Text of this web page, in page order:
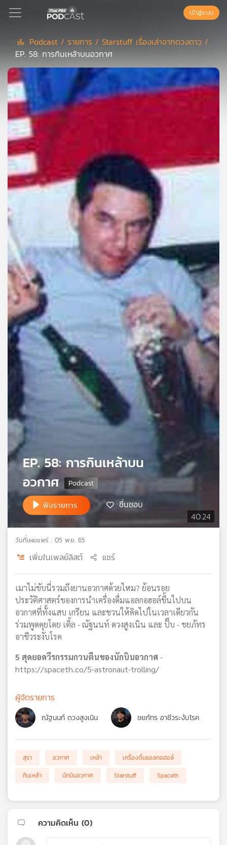
Podcast
เพล
ย์
ลิ
สต์
แนะนำ
เพล
ย์
สต์
ของ
คุณ
เพลง
บทความ
ข่าว
กิจกรรม
เกี่ยว
กับ
เครือ
วิทยุ
เครือ
ข่าย
เข้าสู่ระบบ
Podcast / รายการ / Starstuff เรื่องเล่าจากดวงดาว /
EP. 58: การกินเหล้าบนอวกาศ
40:24
EP. 58: การกินเหล้าบน
อวกาศ
ฟังรายการ ชื่นชอบ
วันที่เผยแพร่ : 05 พ.ย. 65
เพิ่มในเพลย์ลิสต์ แชร์
เมาไม่ขับนี่รวมถึงยานอวกาศด้วยไหม? ย้อนรอย
ประวัติศาสตร์ของการนำเครื่องดื่มแอลกอฮอล์ขึ้นไปบน
อวกาศที่ทั้งแสบ เกรียน และชวนให้คิดไปในเวลาเดียวกัน
ร่วมพูดคุยโดย เติ้ล - ณัฐนนท์ ดวงสูงเนิน และ ปั๊บ - ชยภัทร
อาชีวระงับโรค
5 สุดยอดวีรกรรมกวนตีนของนักบินอวกาศ-
https://spaceth.co/5-astronaut-trolling/
ผู้จัดรายการ
ณัฐนนท์ ดวงสูงเนิน ชยภัทร อาชีวระงับโรค
สุรา อวกาศ เหล้า
เครื่องดื่มแอลกอฮอล์
กินเหล้า
นักบินอวกาศ Starstuff Spaceth
ความคิดเห็น (0)